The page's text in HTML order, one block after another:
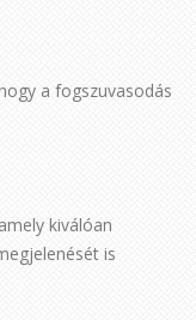
a fogszuvasodás
kiválóan
is